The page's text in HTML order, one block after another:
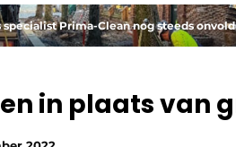
Prima-Clean nog steeds
in plaats van